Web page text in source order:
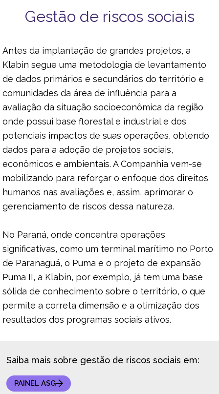
Gestão de riscos sociais
Antes da implantação de grandes projetos, a
Klabin segue uma metodologia de levantamento
de dados primários e secundários do território e
comunidades da área de influência para a
avaliação da situação socioeconômica da região
onde possui base florestal e industrial e dos
potenciais impactos de suas operações, obtendo
dados para a adoção de projetos sociais,
econômicos e ambientais. A Companhia vem-se
mobilizando para reforçar o enfoque dos direitos
humanos nas avaliações e, assim, aprimorar o
gerenciamento de riscos dessa natureza.
No Paraná, onde concentra operações
significativas, como um terminal marítimo no Porto
de Paranaguá, o Puma e o projeto de expansão
Puma II, a Klabin, por exemplo, já tem uma base
sólida de conhecimento sobre o território, o que
permite a correta dimensão e a otimização dos
resultados dos programas sociais ativos.
Saiba mais sobre gestão de riscos sociais em:
PAINEL ASG